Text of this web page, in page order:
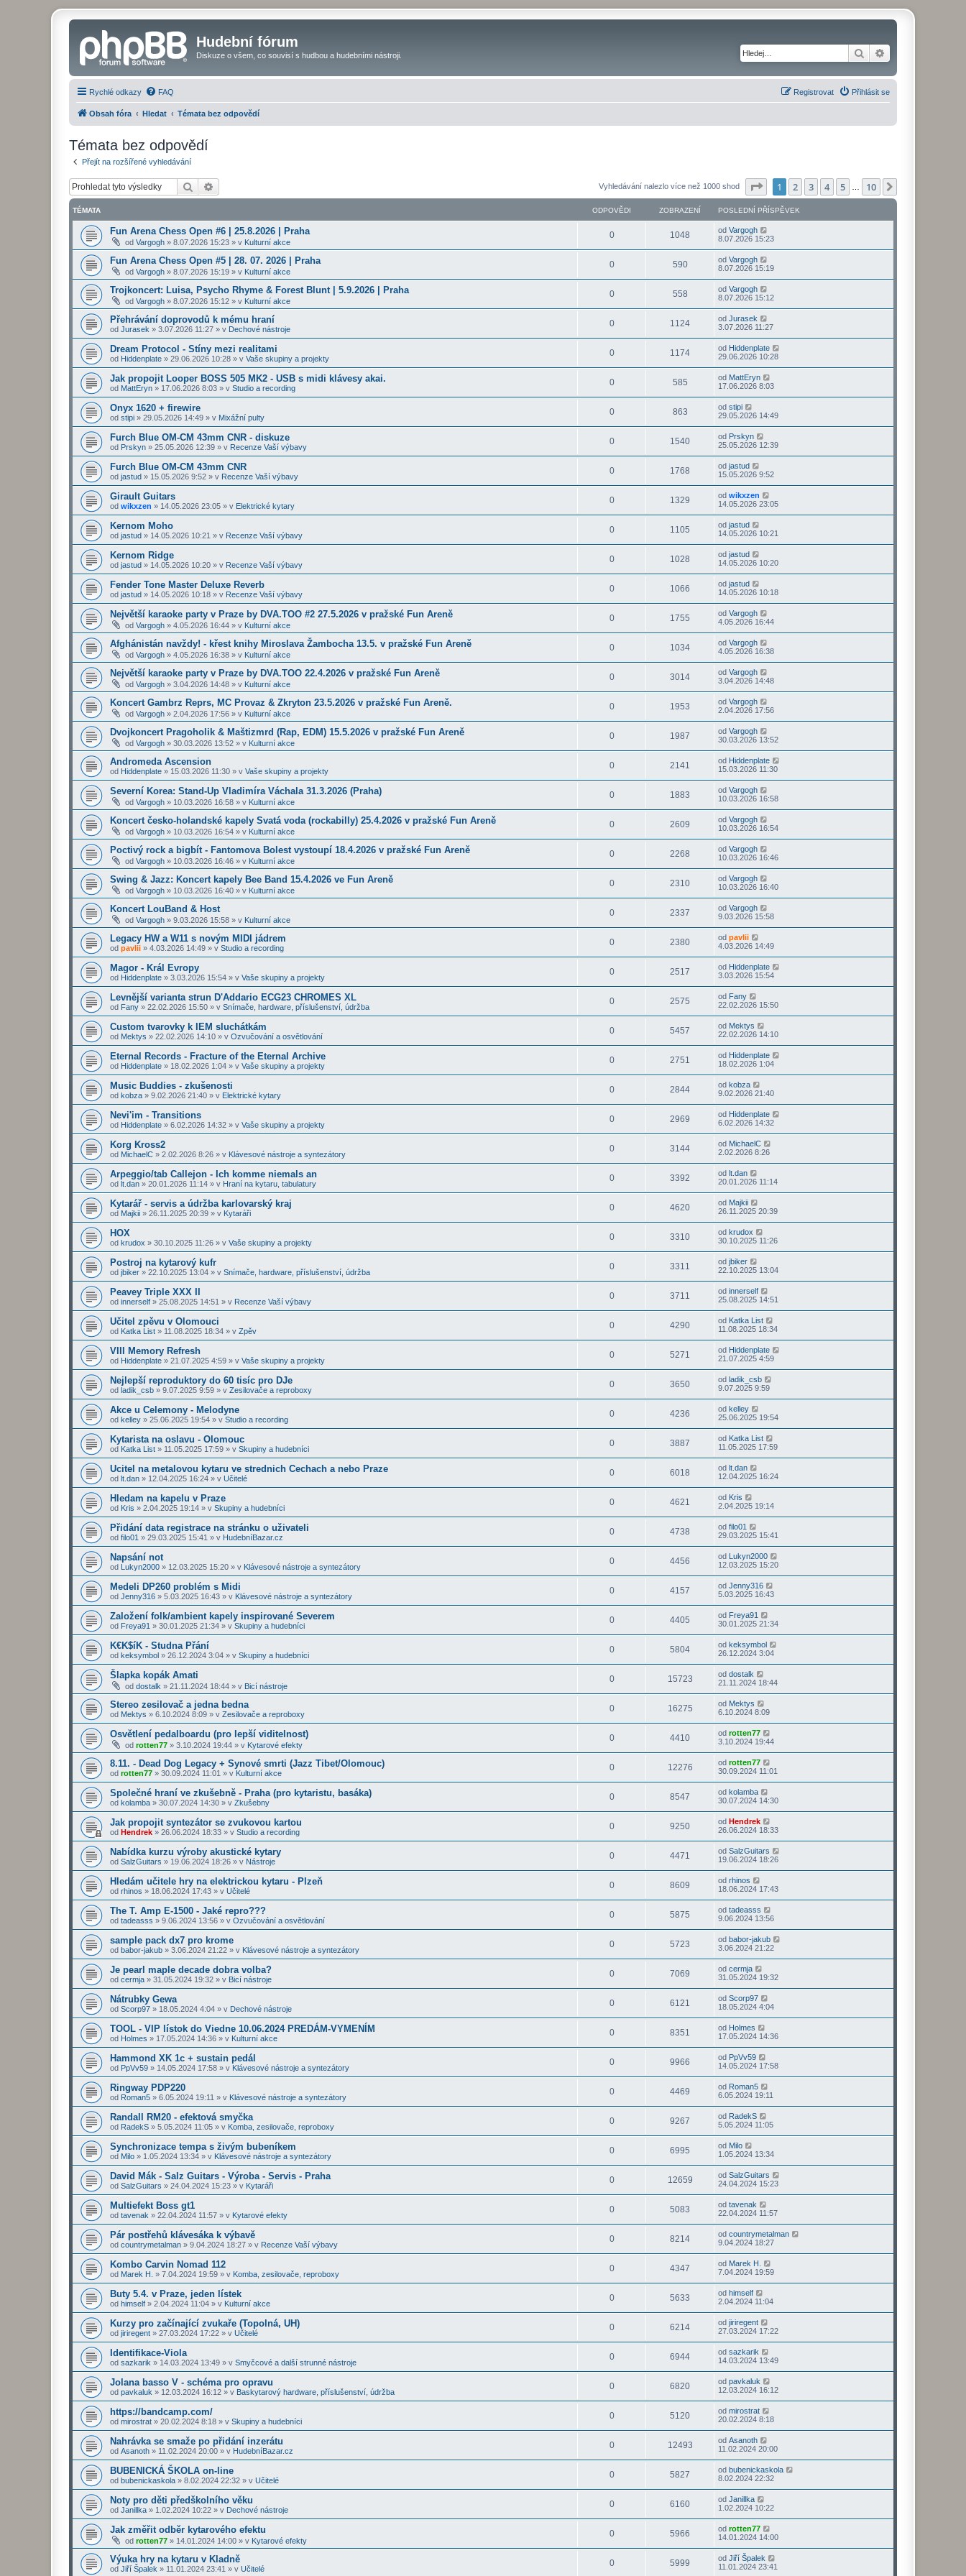
Hudební fórum
Diskuze o všem, co souvisí s hudbou a hudebními nástroji. Hledat
Rychlé odkazy FAQ Přihlásit se
Registrovat
Obsah fóra Hledat Témata bez odpovědí
Témata bez odpovědí
Přejít na rozšířené vyhledávání
Hledat Vyhledávání nalezlo více než 1000 shod Stránka z
1 2 3 4 5 10
TÉMATA ODPOVĚDI ZOBRAZENÍ POSLEDNÍ PŘÍSPĚVEK
Fun Arena Chess Open #6 | 25.8.2026 | Praha
od Vargogh » 8.07.2026 15:23 » v Kulturní akce
0 1048 od Vargogh
8.07.2026 15:23
Fun Arena Chess Open #5 | 28. 07. 2026 | Praha
od Vargogh » 8.07.2026 15:19 » v Kulturní akce
0 590 od Vargogh
8.07.2026 15:19
Trojkoncert: Luisa, Psycho Rhyme & Forest Blunt | 5.9.2026 | Praha
od Vargogh » 8.07.2026 15:12 » v Kulturní akce
0 558 od Vargogh
8.07.2026 15:12
Přehrávání doprovodů k mému hraní
od Jurasek » 3.07.2026 11:27 » v Dechové nástroje
0 1124 od Jurasek
3.07.2026 11:27
Dream Protocol - Stíny mezi realitami
od Hiddenplate » 29.06.2026 10:28 » v Vaše skupiny a projekty
0 1174 od Hiddenplate
29.06.2026 10:28
Jak propojit Looper BOSS 505 MK2 - USB s midi klávesy akai.
od MattEryn » 17.06.2026 8:03 » v Studio a recording
0 585 od MattEryn
17.06.2026 8:03
Onyx 1620 + firewire
od stipi » 29.05.2026 14:49 » v Mixážní pulty
0 863 od stipi
29.05.2026 14:49
Furch Blue OM-CM 43mm CNR - diskuze
od Prskyn » 25.05.2026 12:39 » v Recenze Vaší výbavy
0 1540 od Prskyn
25.05.2026 12:39
Furch Blue OM-CM 43mm CNR
od jastud » 15.05.2026 9:52 » v Recenze Vaší výbavy
0 1768 od jastud
15.05.2026 9:52
Girault Guitars
od wikxzen » 14.05.2026 23:05 » v Elektrické kytary
0 1329 od wikxzen
14.05.2026 23:05
Kernom Moho
od jastud » 14.05.2026 10:21 » v Recenze Vaší výbavy
0 1105 od jastud
14.05.2026 10:21
Kernom Ridge
od jastud » 14.05.2026 10:20 » v Recenze Vaší výbavy
0 1028 od jastud
14.05.2026 10:20
Fender Tone Master Deluxe Reverb
od jastud » 14.05.2026 10:18 » v Recenze Vaší výbavy
0 1066 od jastud
14.05.2026 10:18
Největší karaoke party v Praze by DVA.TOO #2 27.5.2026 v pražské Fun Areně
od Vargogh » 4.05.2026 16:44 » v Kulturní akce
0 1755 od Vargogh
4.05.2026 16:44
Afghánistán navždy! - křest knihy Miroslava Žambocha 13.5. v pražské Fun Areně
od Vargogh » 4.05.2026 16:38 » v Kulturní akce
0 1034 od Vargogh
4.05.2026 16:38
Největší karaoke party v Praze by DVA.TOO 22.4.2026 v pražské Fun Areně
od Vargogh » 3.04.2026 14:48 » v Kulturní akce
0 3014 od Vargogh
3.04.2026 14:48
Koncert Gambrz Reprs, MC Provaz & Zkryton 23.5.2026 v pražské Fun Areně.
od Vargogh » 2.04.2026 17:56 » v Kulturní akce
0 1953 od Vargogh
2.04.2026 17:56
Dvojkoncert Pragoholik & Maštizmrd (Rap, EDM) 15.5.2026 v pražské Fun Areně
od Vargogh » 30.03.2026 13:52 » v Kulturní akce
0 1987 od Vargogh
30.03.2026 13:52
Andromeda Ascension
od Hiddenplate » 15.03.2026 11:30 » v Vaše skupiny a projekty
0 2141 od Hiddenplate
15.03.2026 11:30
Severní Korea: Stand-Up Vladimíra Váchala 31.3.2026 (Praha)
od Vargogh » 10.03.2026 16:58 » v Kulturní akce
0 1883 od Vargogh
10.03.2026 16:58
Koncert česko-holandské kapely Svatá voda (rockabilly) 25.4.2026 v pražské Fun Areně
od Vargogh » 10.03.2026 16:54 » v Kulturní akce
0 2609 od Vargogh
10.03.2026 16:54
Poctivý rock a bigbít - Fantomova Bolest vystoupí 18.4.2026 v pražské Fun Areně
od Vargogh » 10.03.2026 16:46 » v Kulturní akce
0 2268 od Vargogh
10.03.2026 16:46
Swing & Jazz: Koncert kapely Bee Band 15.4.2026 ve Fun Areně
od Vargogh » 10.03.2026 16:40 » v Kulturní akce
0 2310 od Vargogh
10.03.2026 16:40
Koncert LouBand & Host
od Vargogh » 9.03.2026 15:58 » v Kulturní akce
0 2337 od Vargogh
9.03.2026 15:58
Legacy HW a W11 s novým MIDI jádrem
od pavlii » 4.03.2026 14:49 » v Studio a recording
0 2380 od pavlii
4.03.2026 14:49
Magor - Král Evropy
od Hiddenplate » 3.03.2026 15:54 » v Vaše skupiny a projekty
0 2517 od Hiddenplate
3.03.2026 15:54
Levnější varianta strun D'Addario ECG23 CHROMES XL
od Fany » 22.02.2026 15:50 » v Snímače, hardware, příslušenství, údržba
0 2575 od Fany
22.02.2026 15:50
Custom tvarovky k IEM sluchátkám
od Mektys » 22.02.2026 14:10 » v Ozvučování a osvětlování
0 5457 od Mektys
22.02.2026 14:10
Eternal Records - Fracture of the Eternal Archive
od Hiddenplate » 18.02.2026 1:04 » v Vaše skupiny a projekty
0 2751 od Hiddenplate
18.02.2026 1:04
Music Buddies - zkušenosti
od kobza » 9.02.2026 21:40 » v Elektrické kytary
0 2844 od kobza
9.02.2026 21:40
Nevi'im - Transitions
od Hiddenplate » 6.02.2026 14:32 » v Vaše skupiny a projekty
0 2969 od Hiddenplate
6.02.2026 14:32
Korg Kross2
od MichaelC » 2.02.2026 8:26 » v Klávesové nástroje a syntezátory
0 3144 od MichaelC
2.02.2026 8:26
Arpeggio/tab Callejon - Ich komme niemals an
od lt.dan » 20.01.2026 11:14 » v Hraní na kytaru, tabulatury
0 3392 od lt.dan
20.01.2026 11:14
Kytarář - servis a údržba karlovarský kraj
od Majkii » 26.11.2025 20:39 » v Kytaráři
0 4620 od Majkii
26.11.2025 20:39
HOX
od krudox » 30.10.2025 11:26 » v Vaše skupiny a projekty
0 3310 od krudox
30.10.2025 11:26
Postroj na kytarový kufr
od jbiker » 22.10.2025 13:04 » v Snímače, hardware, příslušenství, údržba
0 3311 od jbiker
22.10.2025 13:04
Peavey Triple XXX II
od innerself » 25.08.2025 14:51 » v Recenze Vaší výbavy
0 3711 od innerself
25.08.2025 14:51
Učitel zpěvu v Olomouci
od Katka List » 11.08.2025 18:34 » v Zpěv
0 4290 od Katka List
11.08.2025 18:34
VIII Memory Refresh
od Hiddenplate » 21.07.2025 4:59 » v Vaše skupiny a projekty
0 5271 od Hiddenplate
21.07.2025 4:59
Nejlepší reproduktory do 60 tisíc pro DJe
od ladik_csb » 9.07.2025 9:59 » v Zesilovače a reproboxy
0 3650 od ladik_csb
9.07.2025 9:59
Akce u Celemony - Melodyne
od kelley » 25.06.2025 19:54 » v Studio a recording
0 4236 od kelley
25.06.2025 19:54
Kytarista na oslavu - Olomouc
od Katka List » 11.05.2025 17:59 » v Skupiny a hudebníci
0 3887 od Katka List
11.05.2025 17:59
Ucitel na metalovou kytaru ve strednich Cechach a nebo Praze
od lt.dan » 12.04.2025 16:24 » v Učitelé
0 6018 od lt.dan
12.04.2025 16:24
Hledam na kapelu v Praze
od Kris » 2.04.2025 19:14 » v Skupiny a hudebníci
0 4621 od Kris
2.04.2025 19:14
Přidání data registrace na stránku o uživateli
od filo01 » 29.03.2025 15:41 » v HudebníBazar.cz
0 4738 od filo01
29.03.2025 15:41
Napsání not
od Lukyn2000 » 12.03.2025 15:20 » v Klávesové nástroje a syntezátory
0 4456 od Lukyn2000
12.03.2025 15:20
Medeli DP260 problém s Midi
od Jenny316 » 5.03.2025 16:43 » v Klávesové nástroje a syntezátory
0 4157 od Jenny316
5.03.2025 16:43
Založení folk/ambient kapely inspirované Severem
od Freya91 » 30.01.2025 21:34 » v Skupiny a hudebníci
0 4405 od Freya91
30.01.2025 21:34
K€K$íK - Studna Přání
od keksymbol » 26.12.2024 3:04 » v Skupiny a hudebníci
0 5804 od keksymbol
26.12.2024 3:04
Šlapka kopák Amati
od dostalk » 21.11.2024 18:44 » v Bicí nástroje
0 15723 od dostalk
21.11.2024 18:44
Stereo zesilovač a jedna bedna
od Mektys » 6.10.2024 8:09 » v Zesilovače a reproboxy
0 16275 od Mektys
6.10.2024 8:09
Osvětlení pedalboardu (pro lepší viditelnost)
od rotten77 » 3.10.2024 19:44 » v Kytarové efekty
0 4410 od rotten77
3.10.2024 19:44
8.11. - Dead Dog Legacy + Synové smrti (Jazz Tibet/Olomouc)
od rotten77 » 30.09.2024 11:01 » v Kulturní akce
0 12276 od rotten77
30.09.2024 11:01
Společné hraní ve zkušebně - Praha (pro kytaristu, basáka)
od kolamba » 30.07.2024 14:30 » v Zkušebny
0 8547 od kolamba
30.07.2024 14:30
Jak propojit syntezátor se zvukovou kartou
od Hendrek » 26.06.2024 18:33 » v Studio a recording
0 9250 od Hendrek
26.06.2024 18:33
Nabídka kurzu výroby akustické kytary
od SalzGuitars » 19.06.2024 18:26 » v Nástroje
0 4471 od SalzGuitars
19.06.2024 18:26
Hledám učitele hry na elektrickou kytaru - Plzeň
od rhinos » 18.06.2024 17:43 » v Učitelé
0 8609 od rhinos
18.06.2024 17:43
The T. Amp E-1500 - Jaké repro???
od tadeasss » 9.06.2024 13:56 » v Ozvučování a osvětlování
0 5875 od tadeasss
9.06.2024 13:56
sample pack dx7 pro krome
od babor-jakub » 3.06.2024 21:22 » v Klávesové nástroje a syntezátory
0 5723 od babor-jakub
3.06.2024 21:22
Je pearl maple decade dobra volba?
od cermja » 31.05.2024 19:32 » v Bicí nástroje
0 7069 od cermja
31.05.2024 19:32
Nátrubky Gewa
od Scorp97 » 18.05.2024 4:04 » v Dechové nástroje
0 6121 od Scorp97
18.05.2024 4:04
TOOL - VIP lístok do Viedne 10.06.2024 PREDÁM-VYMENÍM
od Holmes » 17.05.2024 14:36 » v Kulturní akce
0 8351 od Holmes
17.05.2024 14:36
Hammond XK 1c + sustain pedál
od PpVv59 » 14.05.2024 17:58 » v Klávesové nástroje a syntezátory
0 9966 od PpVv59
14.05.2024 17:58
Ringway PDP220
od Roman5 » 6.05.2024 19:11 » v Klávesové nástroje a syntezátory
0 4469 od Roman5
6.05.2024 19:11
Randall RM20 - efektová smyčka
od RadekS » 5.05.2024 11:05 » v Komba, zesilovače, reproboxy
0 9267 od RadekS
5.05.2024 11:05
Synchronizace tempa s živým bubeníkem
od Milo » 1.05.2024 13:34 » v Klávesové nástroje a syntezátory
0 6995 od Milo
1.05.2024 13:34
David Mák - Salz Guitars - Výroba - Servis - Praha
od SalzGuitars » 24.04.2024 15:23 » v Kytaráři
0 12659 od SalzGuitars
24.04.2024 15:23
Multiefekt Boss gt1
od tavenak » 22.04.2024 11:57 » v Kytarové efekty
0 5083 od tavenak
22.04.2024 11:57
Pár postřehů klávesáka k výbavě
od countrymetalman » 9.04.2024 18:27 » v Recenze Vaší výbavy
0 8214 od countrymetalman
9.04.2024 18:27
Kombo Carvin Nomad 112
od Marek H. » 7.04.2024 19:59 » v Komba, zesilovače, reproboxy
0 4347 od Marek H.
7.04.2024 19:59
Buty 5.4. v Praze, jeden lístek
od himself » 2.04.2024 11:04 » v Kulturní akce
0 5633 od himself
2.04.2024 11:04
Kurzy pro začínající zvukaře (Topolná, UH)
od jiriregent » 27.03.2024 17:22 » v Učitelé
0 6214 od jiriregent
27.03.2024 17:22
Identifikace-Viola
od sazkarik » 14.03.2024 13:49 » v Smyčcové a další strunné nástroje
0 6944 od sazkarik
14.03.2024 13:49
Jolana basso V - schéma pro opravu
od pavkaluk » 12.03.2024 16:12 » v Baskytarový hardware, příslušenství, údržba
0 6820 od pavkaluk
12.03.2024 16:12
https://bandcamp.com/
od mirostrat » 20.02.2024 8:18 » v Skupiny a hudebníci
0 5120 od mirostrat
20.02.2024 8:18
Nahrávka se smaže po přidání inzerátu
od Asanoth » 11.02.2024 20:00 » v HudebníBazar.cz
0 12493 od Asanoth
11.02.2024 20:00
BUBENICKÁ ŠKOLA on-line
od bubenickaskola » 8.02.2024 22:32 » v Učitelé
0 5827 od bubenickaskola
8.02.2024 22:32
Noty pro děti předškolního věku
od Janillka » 1.02.2024 10:22 » v Dechové nástroje
0 6160 od Janillka
1.02.2024 10:22
Jak změřit odběr kytarového efektu
od rotten77 » 14.01.2024 14:00 » v Kytarové efekty
0 5966 od rotten77
14.01.2024 14:00
Výuka hry na kytaru v Kladně
od Jiří Špalek » 11.01.2024 23:41 » v Učitelé
0 5999 od Jiří Špalek
11.01.2024 23:41